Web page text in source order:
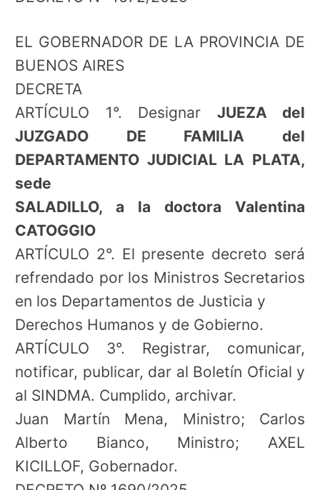
EL GOBERNADOR DE LA PROVINCIA DE
BUENOS AIRES
DECRETA
ARTÍCULO 1°. Designar JUEZA del
JUZGADO DE FAMILIA del
DEPARTAMENTO JUDICIAL LA PLATA,
sede
SALADILLO, a la doctora Valentina
CATOGGIO
ARTÍCULO 2°. El presente decreto será
refrendado por los Ministros Secretarios
en los Departamentos de Justicia y
Derechos Humanos y de Gobierno.
ARTÍCULO 3°. Registrar, comunicar,
notificar, publicar, dar al Boletín Oficial y
al SINDMA. Cumplido, archivar.
Juan Martín Mena, Ministro; Carlos
Alberto Bianco, Ministro; AXEL
KICILLOF, Gobernador.